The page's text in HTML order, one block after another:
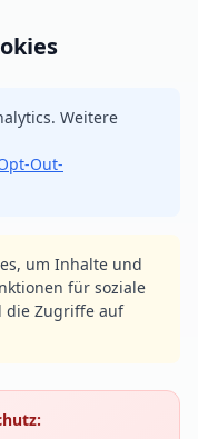
Weitere
Out-
um Inhalte und
für soziale
die Zugriffe auf